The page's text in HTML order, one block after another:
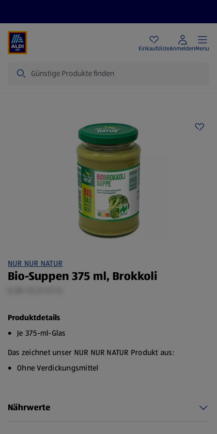
EinkaufslisteAnmeldenMenu
NUR NUR NATUR
Bio-Suppen 375 ml, Brokkoli
Produktdetails
Je 375-ml-Glas
Das zeichnet unser NUR NUR NATUR Produkt aus:
Ohne Verdickungsmittel
durch den hohen Anteil Gemüse zustande, sodass wir auf
Nährwerte